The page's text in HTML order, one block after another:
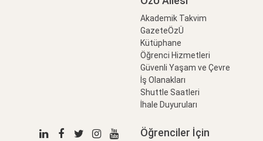
Akademik Takvim
GazeteÖzÜ
Kütüphane
Öğrenci Hizmetleri
Güvenli Yaşam ve Çevre
İş Olanakları
Shuttle Saatleri
İhale Duyuruları
Öğrenciler İçin